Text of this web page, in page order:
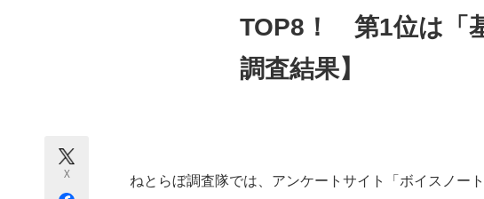
モノづくり技術者専門サイト エレクトロニクス専門サイト
TOP8！ 第1位は「
調査結果】
X
ねとらぼ調査隊では、アンケートサイト「ボイスノー